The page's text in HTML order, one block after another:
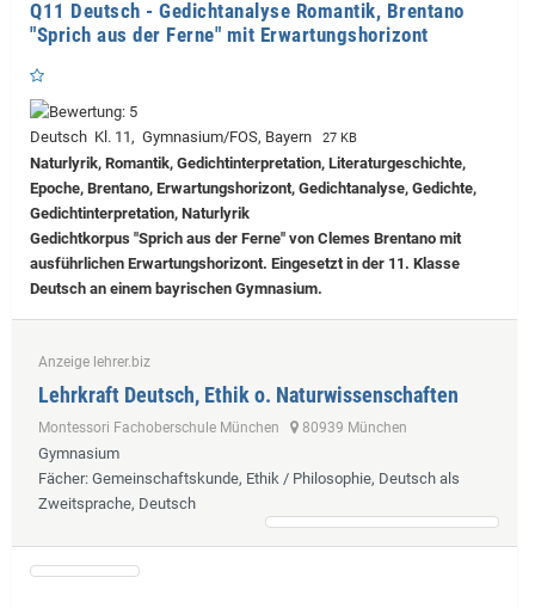
Q11 Deutsch - Gedichtanalyse Romantik, Brentano
"Sprich aus der Ferne" mit Erwartungshorizont
Deutsch Kl. 11, Gymnasium/FOS, Bayern 27 KB
Naturlyrik, Romantik, Gedichtinterpretation, Literaturgeschichte,
Epoche, Brentano, Erwartungshorizont, Gedichtanalyse, Gedichte,
Gedichtinterpretation, Naturlyrik
Gedichtkorpus "Sprich aus der Ferne" von Clemes Brentano mit
ausführlichen Erwartungshorizont. Eingesetzt in der 11. Klasse
Deutsch an einem bayrischen Gymnasium.
Anzeige lehrer.biz
Lehrkraft Deutsch, Ethik o. Naturwissenschaften
Montessori Fachoberschule München 80939 München
Gymnasium
Fächer: Gemeinschaftskunde, Ethik / Philosophie, Deutsch als
Zweitsprache, Deutsch